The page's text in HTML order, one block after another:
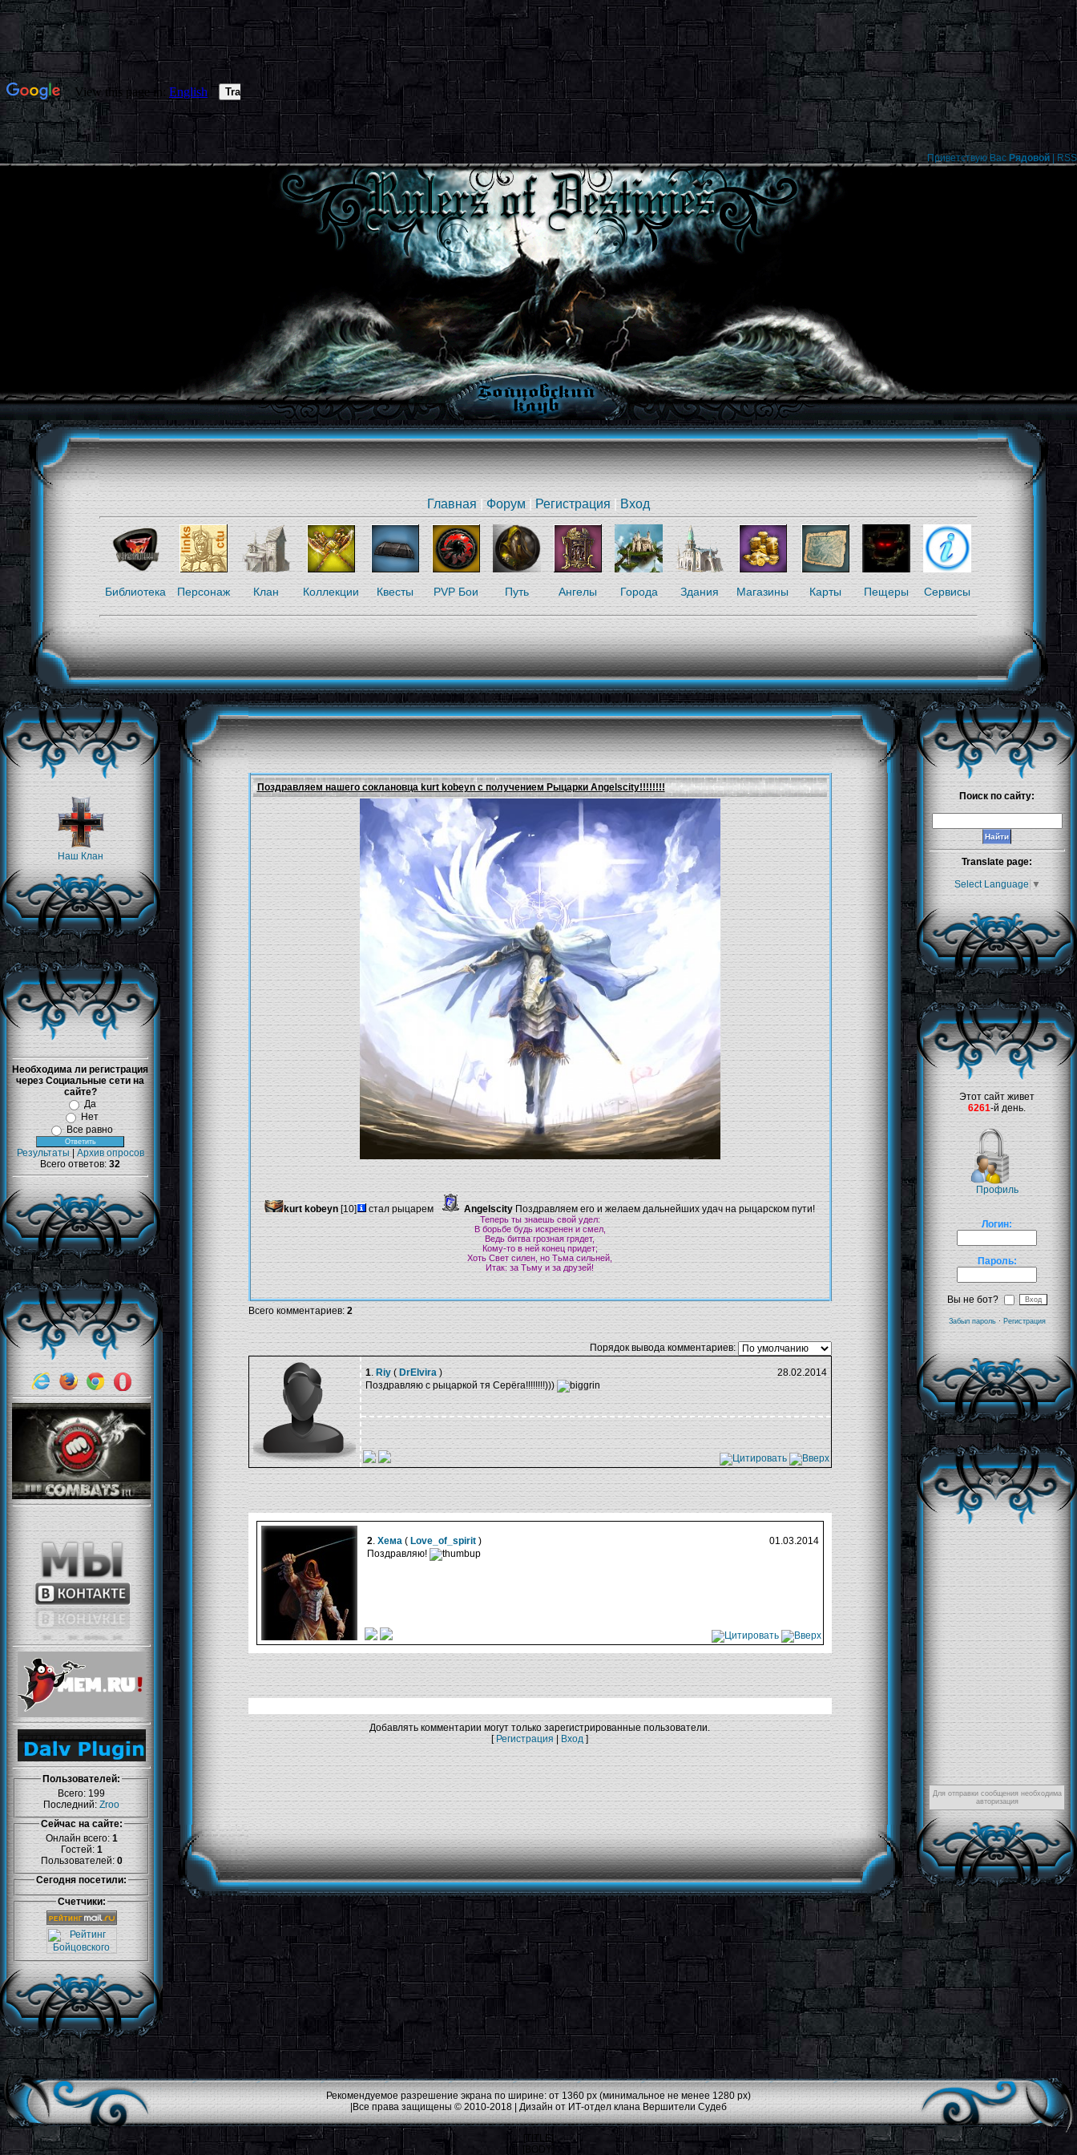
Приветствую Вас Рядовой RSS
Главная|Форум| Регистрация|Вход
Библиотека Персонаж Клан Коллекции Квесты PVP Бои Путь Ангелы Города Здания Магазины Карты Пещеры Сервисы
Наш Клан
Необходима ли регистрация
через Социальные сети на
сайте?
Да
Нет
Все равно
Результаты
Архив опросов
Всего ответов: 32
Пользователей:
Всего: 199
Последний:Zroo
Сейчас на сайте:
Онлайн всего:1
Гостей: 1
Пользователей:0
Сегодня посетили:
Счетчики:
Поздравляем нашего соклановца kurt kobeyn с получением Рыцарки Angelscity!!!!!!!!
kurt kobeyn [10] стал рыцарем AngelscityПоздравляем его и желаем дальнейших удач на рыцарском пути!
Теперь ты знаешь свой удел:
В борьбе будь искренен и смел,
Ведь битва грозная грядет,
Кому-то в ней конец придет;
Хоть Свет силен, но Тьма сильней,
Итак: за Тьму и за друзей!
Всего комментариев:2
Порядок вывода комментариев:
28.02.2014
1. Riy( DrElvira)
Поздравляю с рыцаркой тя Серёга!!!!!!!!)))
01.03.2014
2. Хема( Love_of_spirit)
Поздравляю!
Добавлять комментарии могут только зарегистрированные пользователи.
[Регистрация | Вход]
Поиск по сайту:
Translate page:
Select Language ▼
Этот сайт живет
6261-й день.
Профиль
Логин:
Пароль:
Вы не бот?
Забыл пароль· Регистрация
Для отправки сообщения необходима
авторизация
Рекомендуемое разрешение экрана по ширине: от 1360 px (минимальное не менее 1280 px)
|Все права защищены © 2010-2018 | Дизайн от ИТ-отдел клана Вершители Судеб
[TITLE]
[BODY]